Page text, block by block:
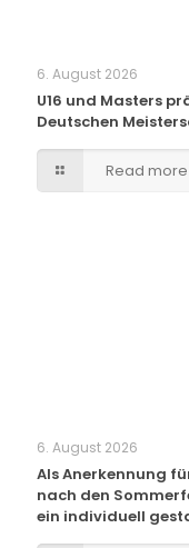
6. August 2026
U16 und Masters
Deutschen
Read more
6. August 2026
Als Anerkennung
nach den
ein individuell